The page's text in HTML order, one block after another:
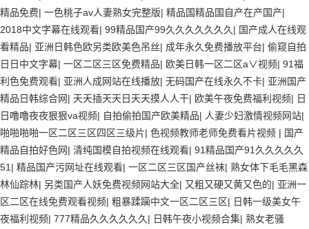
精品免费| 一色桃子av人妻熟女完整版| 精品国精品国自产在产国产|
2018中文字幕在线观看| 99精品国产99久久久久久久久 | 国产成人在线观
看精品| 亚洲日韩色欧另类欧美色吊丝| 成年永久免费播放平台| 偷窥自拍
日日中文字幕| 一区二区三区免费精品| 欧美日韩一区二区a∨视频| 91福
利色免费观看| 亚洲人成网站在线播放| 无码国产在线永久不卡| 亚洲国产
精品日韩综合网| 天天插天天日天天摸人人干| 欧美午夜免费福利视频| 日
日噜噜夜夜狠狠va视频| 自拍偷拍国产欧美精品| 人妻少妇激情视频网站|
啪啪啪啪一区二区三区四区三级片| 色视频教师老师免费看片视频 | 国产
精品自拍好色网| 清纯国模自拍视频在线观看| 91精品国产91久久久久久
51 | 精品国产污网址在线观看| 一区二区三区国产丝袜| 熟女体下毛毛黑森
林仙踪林| 另类国产人妖免费视频网站大全| 又粗又硬又黄又色的| 亚洲一
区二区在线免费观看视频| 粗暴蹂躏中文一区二区三区| 日韩一级美女午
夜福利视频| 777精品久久久久久久 | 日韩午夜小视频合集| 熟女老骚